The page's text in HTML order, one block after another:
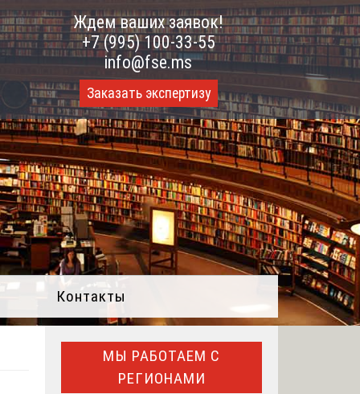
Ждем ваших заявок!
+7 (995) 100-33-55
info@fse.ms
Заказать экспертизу
Контакты
МЫ РАБОТАЕМ С
РЕГИОНАМИ